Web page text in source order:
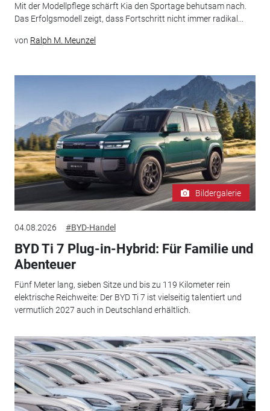
Mit der Modellpflege schärft Kia den Sportage behutsam nach.
Das Erfolgsmodell zeigt, dass Fortschritt nicht immer radikal...
von Ralph M. Meunzel
Bildergalerie
04.08.2026 #BYD-Handel
BYD Ti 7 Plug-in-Hybrid: Für Familie und
Abenteuer
Fünf Meter lang, sieben Sitze und bis zu 119 Kilometer rein
elektrische Reichweite: Der BYD Ti 7 ist vielseitig talentiert und
vermutlich 2027 auch in Deutschland erhältlich.